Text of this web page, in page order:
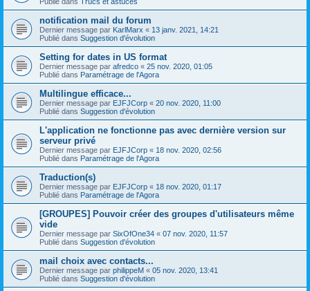
notification mail du forum
Dernier message par KarlMarx « 13 janv. 2021, 14:21
Publié dans Suggestion d'évolution
Setting for dates in US format
Dernier message par afredco « 25 nov. 2020, 01:05
Publié dans Paramétrage de l'Agora
Multilingue efficace...
Dernier message par EJFJCorp « 20 nov. 2020, 11:00
Publié dans Suggestion d'évolution
L'application ne fonctionne pas avec dernière version sur
serveur privé
Dernier message par EJFJCorp « 18 nov. 2020, 02:56
Publié dans Paramétrage de l'Agora
Traduction(s)
Dernier message par EJFJCorp « 18 nov. 2020, 01:17
Publié dans Paramétrage de l'Agora
[GROUPES] Pouvoir créer des groupes d'utilisateurs même
vide
Dernier message par SixOfOne34 « 07 nov. 2020, 11:57
Publié dans Suggestion d'évolution
mail choix avec contacts...
Dernier message par philippeM « 05 nov. 2020, 13:41
Publié dans Suggestion d'évolution